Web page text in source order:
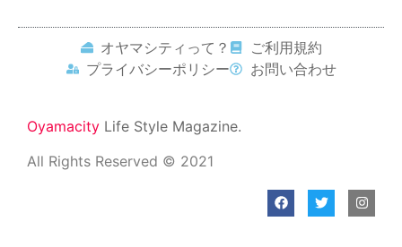
オヤマシティって？
ご利用規約
プライバシーポリシー
お問い合わせ
Oyamacity Life Style Magazine.
All Rights Reserved © 2021